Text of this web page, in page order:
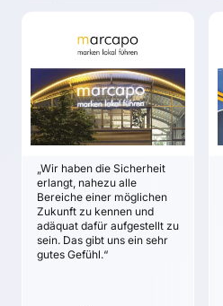
Motivation der
Projektteilnehmer für
die Arbeit an
Zukunftsthemen.
„Wir haben die Sicherheit
erlangt, nahezu alle
Bereiche einer möglichen
Zukunft zu kennen und
adäquat dafür aufgestellt zu
sein. Das gibt uns ein sehr
gutes Gefühl.“
MARCAPO
Thomas Ötinger
ZIELE
Die großen technischen
Veränderungen dieser
Welt kennen und für das
Wettbewerbsfähigkeit
mit einer klaren
Zukunftsausrichtung
sichern.